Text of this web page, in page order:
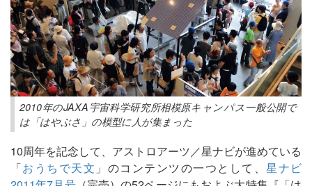
2010年のJAXA宇宙科学研究所相模原キャンパス一般公開で
は「はやぶさ」の模型に人が集まった
10周年を記念して、アストロアーツ／星ナビが進めている
「おうちで天文 」のコンテンツの一つとして、星ナビ